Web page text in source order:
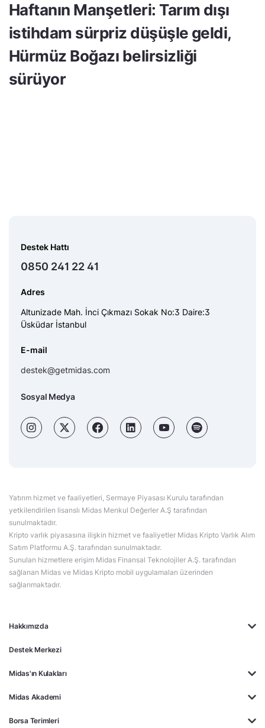
Haftanın Manşetleri: Tarım dışı
istihdam sürpriz düşüşle geldi,
Hürmüz Boğazı belirsizliği
sürüyor
Hakkımızda
Destek Merkezi
Midas'ın Kulakları
Midas Akademi
Borsa Terimleri
Destek Hattı
0850 241 22 41
Adres
Altunizade Mah. İnci Çıkmazı Sokak No:3 Daire:3
Üsküdar İstanbul
E-mail
destek@getmidas.com
Sosyal Medya
Yatırım hizmet ve faaliyetleri, Sermaye Piyasası Kurulu tarafından
yetkilendirilen lisanslı Midas Menkul Değerler A.Ş tarafından
sunulmaktadır.
Kripto varlık piyasasına ilişkin hizmet ve faaliyetler Midas Kripto Varlık Alım
Satım Platformu A.Ş. tarafından sunulmaktadır.
Sunulan hizmetlere erişim Midas Finansal Teknolojiler A.Ş. tarafından
sağlanan Midas ve Midas Kripto mobil uygulamaları üzerinden
sağlanmaktadır.